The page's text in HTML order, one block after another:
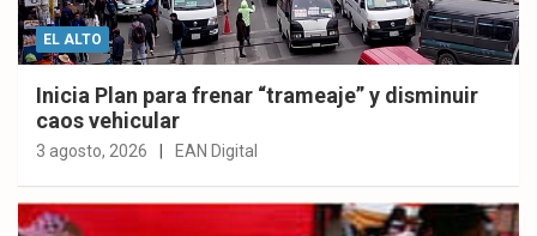
EL ALTO
Inicia Plan para frenar “trameaje” y disminuir
caos vehicular
3 agosto, 2026 EAN Digital